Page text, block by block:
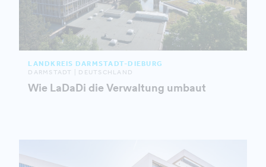
LANDKREIS DARMSTADT-DIEBURG
DARMSTADT | DEUTSCHLAND
Wie LaDaDi die Verwaltung umbaut